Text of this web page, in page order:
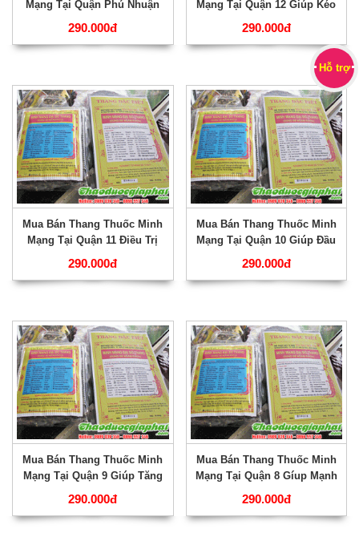
Mạng Tại Quận Phú Nhuận
Điều Trị Gỉam Suy Nhược
290.000đ
Mạng Tại Quận 12 Giúp Kéo
Dài Tuổi Thọ Hiệu Qủa Nhất
290.000đ
Mua Bán Thang Thuốc Minh
Mạng Tại Quận 11 Điều Trị
290.000đ
Mua Bán Thang Thuốc Minh
Mạng Tại Quận 10 Giúp Đầu
290.000đ
Mua Bán Thang Thuốc Minh
Mạng Tại Quận 9 Giúp Tăng
Nhất ???
290.000đ
Mua Bán Thang Thuốc Minh
Mạng Tại Quận 8 Gíup Mạnh
290.000đ
Hỗ trợ